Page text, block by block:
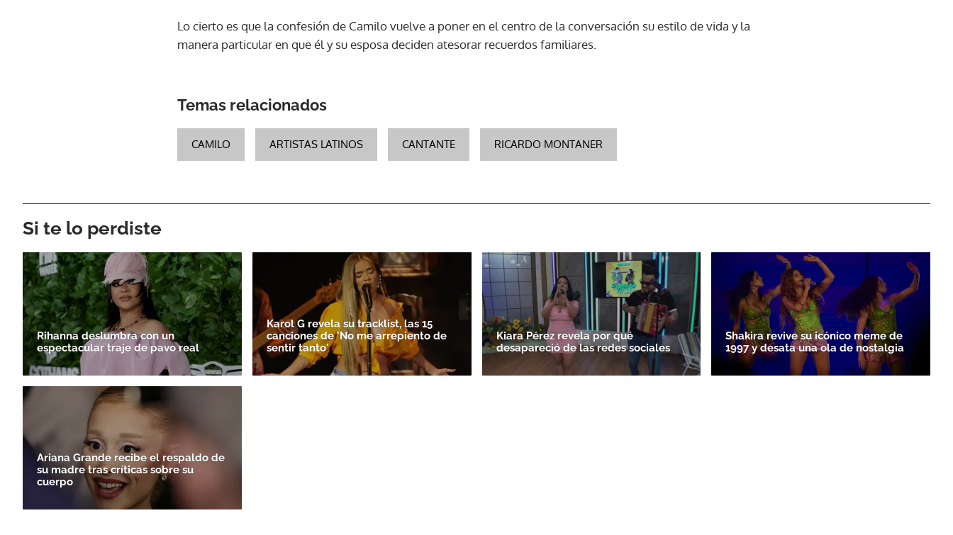
Lo cierto es que la confesión de Camilo vuelve a poner en el centro de la conversación su estilo de vida y la
manera particular en que él y su esposa deciden atesorar recuerdos familiares.
Temas relacionados
CAMILO ARTISTAS LATINOS CANTANTE RICARDO MONTANER
Si te lo perdiste
Rihanna deslumbra con un
espectacular traje de pavo real
Karol G revela su tracklist, las 15
canciones de 'No me arrepiento de
sentir tanto'
Kiara Pérez revela por qué
desapareció de las redes sociales
Shakira revive su icónico meme de
1997 y desata una ola de nostalgia
Ariana Grande recibe el respaldo de
su madre tras críticas sobre su
cuerpo